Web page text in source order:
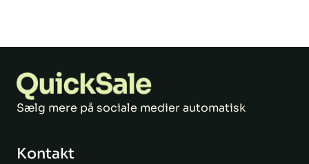
Sælg mere på sociale medier automatisk
Kontakt